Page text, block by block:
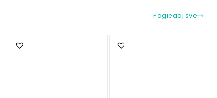
Pogledaj sve